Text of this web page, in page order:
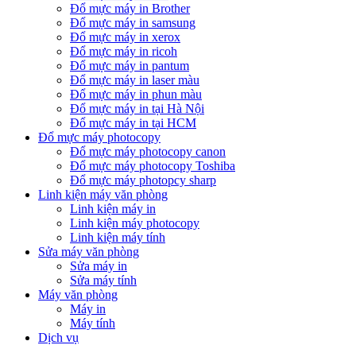
Đổ mực máy in Brother
Đổ mực máy in samsung
Đổ mực máy in xerox
Đổ mực máy in ricoh
Đổ mực máy in pantum
Đổ mực máy in laser màu
Đổ mực máy in phun màu
Đổ mực máy in tại Hà Nội
Đổ mực máy in tại HCM
Đổ mực máy photocopy
Đổ mực máy photocopy canon
Đổ mực máy photocopy Toshiba
Đổ mực máy photopcy sharp
Linh kiện máy văn phòng
Linh kiện máy in
Linh kiện máy photocopy
Linh kiện máy tính
Sửa máy văn phòng
Sửa máy in
Sửa máy tính
Máy văn phòng
Máy in
Máy tính
Dịch vụ